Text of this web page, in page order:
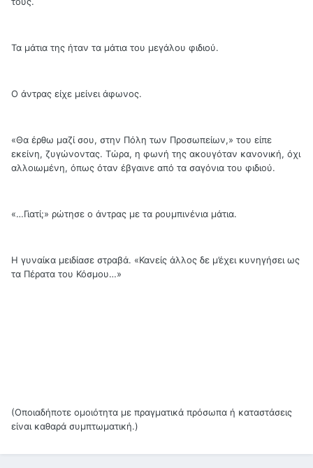
Τα μάτια της ήταν τα μάτια του μεγάλου φιδιού.
Ο άντρας είχε μείνει άφωνος.
«Θα έρθω μαζί σου, στην Πόλη των Προσωπείων,» του είπε
εκείνη, ζυγώνοντας. Τώρα, η φωνή της ακουγόταν κανονική, όχι
αλλοιωμένη, όπως όταν έβγαινε από τα σαγόνια του φιδιού.
«…Γιατί;» ρώτησε ο άντρας με τα ρουμπινένια μάτια.
Η γυναίκα μειδίασε στραβά. «Κανείς άλλος δε μ’έχει κυνηγήσει ως
τα Πέρατα του Κόσμου…»
(Οποιαδήποτε ομοιότητα με πραγματικά πρόσωπα ή καταστάσεις
είναι καθαρά συμπτωματική.)